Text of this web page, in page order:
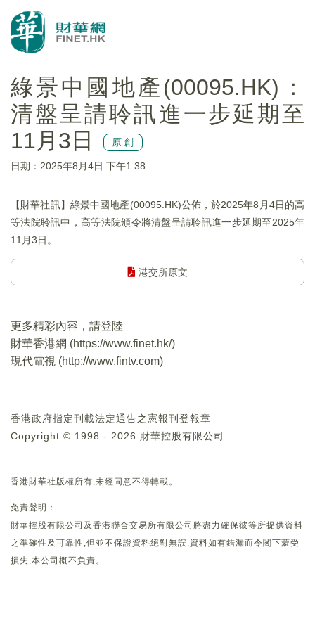
綠景中國地產(00095.HK)：
清盤呈請聆訊進一步延期至
11月3日
原創
日期：2025年8月4日 下午1:38
【財華社訊】綠景中國地產(00095.HK)公佈，於2025年8月4日的高
等法院聆訊中，高等法院頒令將清盤呈請聆訊進一步延期至2025年
11月3日。
港交所原文
更多精彩內容，請登陸
財華香港網 (https://www.finet.hk/)
現代電視 (http://www.fintv.com)
香港政府指定刊載法定通告之憲報刊登報章
Copyright © 1998 - 2026 財華控股有限公司
香港財華社版權所有,未經同意不得轉載。
免責聲明：
財華控股有限公司及香港聯合交易所有限公司將盡力確保彼等所提供資料
之準確性及可靠性,但並不保證資料絕對無誤,資料如有錯漏而令閣下蒙受
損失,本公司概不負責。